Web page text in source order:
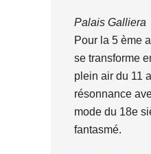
Palais Galliera
Pour la 5 ème
se transforme
plein air du 11
résonnance
mode du 18e
fantasmé.